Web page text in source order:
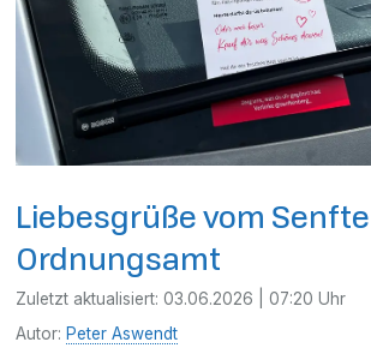
Liebesgrüße vom
Ordnungsamt
Zuletzt aktualisiert:03.06.2026 | 07:20 Uhr
Autor: Peter Aswendt